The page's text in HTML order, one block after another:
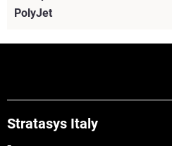
PolyJet
Stratasys Italy